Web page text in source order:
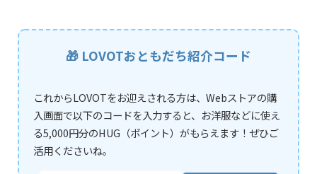
🎁 LOVOTおともだち紹介コード
これからLOVOTをお迎えされる方は、Webストアの購
入画面で以下のコードを入力すると、お洋服などに使え
る5,000円分のHUG（ポイント）がもらえます！ぜひご
活用くださいね。